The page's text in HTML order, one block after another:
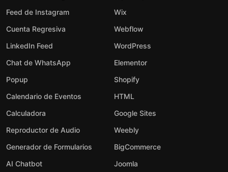
Feed de Instagram
Cuenta Regresiva
LinkedIn Feed
Chat de WhatsApp
Popup
Calendario de Eventos
Calculadora
Reproductor de Audio
Generador de Formularios
AI Chatbot
Wix
Webflow
WordPress
Elementor
Shopify
HTML
Google Sites
Weebly
BigCommerce
Joomla